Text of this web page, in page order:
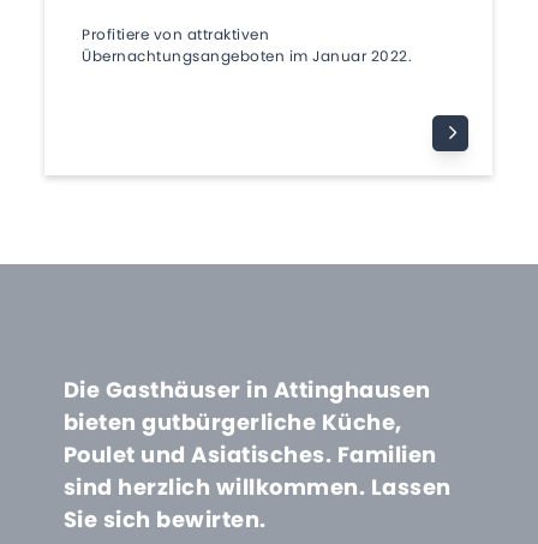
Profitiere von attraktiven
Übernachtungsangeboten im Januar 2022.
Die Gasthäuser in Attinghausen
bieten gutbürgerliche Küche,
Poulet und Asiatisches. Familien
sind herzlich willkommen. Lassen
Sie sich bewirten.